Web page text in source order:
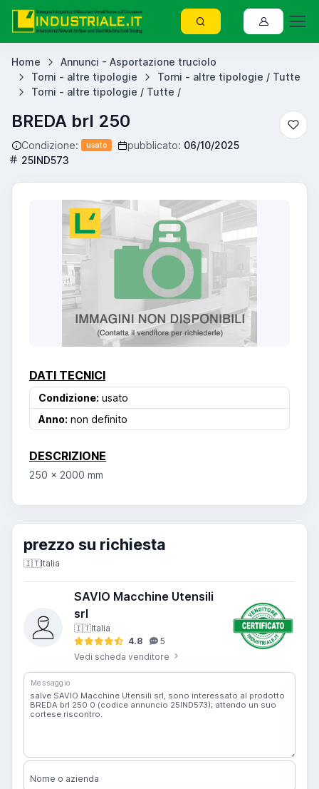
Home
Annunci - Asportazione truciolo
Torni - altre tipologie
Torni - altre tipologie / Tutte
Torni - altre tipologie / Tutte /
BREDA brl 250
Condizione: usato pubblicato: 06/10/2025
25IND573
DATI TECNICI
Condizione: usato
Anno: non definito
DESCRIZIONE
250 x 2000 mm
prezzo su richiesta
🇮🇹Italia
SAVIO Macchine Utensili
srl
🇮🇹Italia
4.8
5
Vedi scheda venditore
Messaggio
Nome o azienda